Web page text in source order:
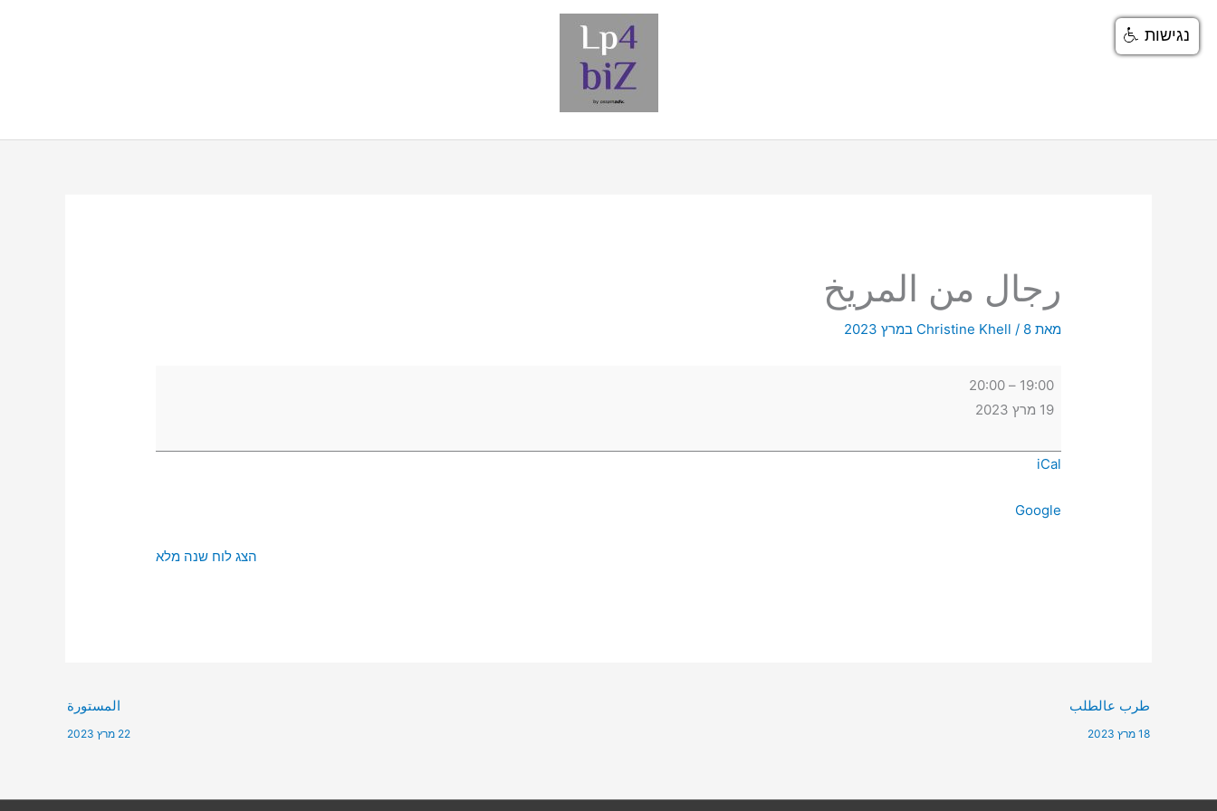
דילוג
לתוכן
رجال من المريخ
מאת Christine Khell / 8 במרץ 2023
19:00
–
20:00
19 מרץ 2023
iCal
Google
הצג לוח שנה מלא
طرب عالطلب
18 מרץ 2023
المستورة
22 מרץ 2023
נגישות